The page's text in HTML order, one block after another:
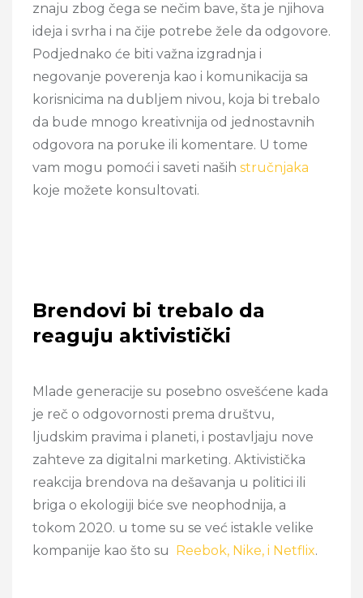
znaju zbog čega se nečim bave, šta je njihova
ideja i svrha i na čije potrebe žele da odgovore.
Podjednako će biti važna izgradnja i
negovanje poverenja kao i komunikacija sa
korisnicima na dubljem nivou, koja bi trebalo
da bude mnogo kreativnija od jednostavnih
odgovora na poruke ili komentare. U tome
vam mogu pomoći i saveti naših stručnjaka
koje možete konsultovati.
Brendovi bi trebalo da
reaguju aktivistički
Mlade generacije su posebno osvešćene kada
je reč o odgovornosti prema društvu,
ljudskim pravima i planeti, i postavljaju nove
zahteve za digitalni marketing. Aktivistička
reakcija brendova na dešavanja u politici ili
briga o ekologiji biće sve neophodnija, a
tokom 2020. u tome su se već istakle velike
kompanije kao što su
Reebok, Nike, i Netflix.